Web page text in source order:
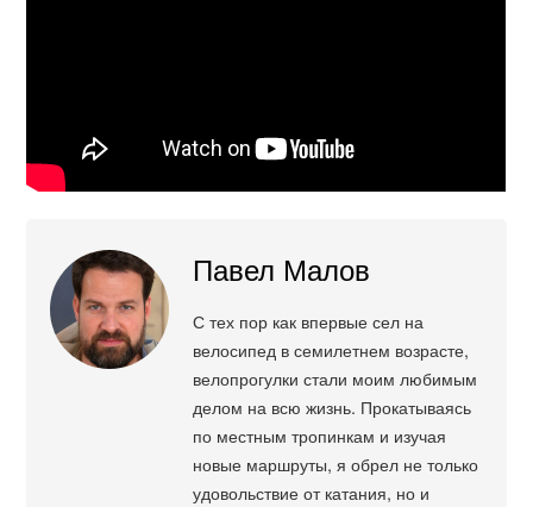
Павел Малов
С тех пор как впервые сел на
велосипед в семилетнем возрасте,
велопрогулки стали моим любимым
делом на всю жизнь. Прокатываясь
по местным тропинкам и изучая
новые маршруты, я обрел не только
удовольствие от катания, но и